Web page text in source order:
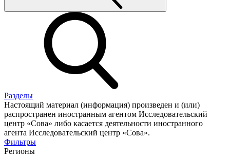
Разделы
Настоящий материал (информация) произведен и (или)
распространен иностранным агентом Исследовательский
центр «Сова» либо касается деятельности иностранного
агента Исследовательский центр «Сова».
Фильтры
Регионы